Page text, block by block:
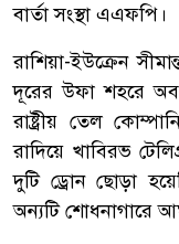
বার্তা সংস্থা এএফপি।
রাশিয়া-ইউক্রেন
দূরের উফা শহরে
রাষ্ট্রীয় তেল
রাদিয়ে খাবিরভ
দুটি ড্রোন ছোড়া
অন্যটি শোধনাগারে